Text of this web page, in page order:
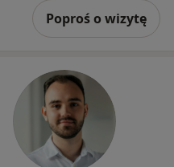
Poproś o wizytę